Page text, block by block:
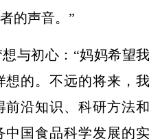
的声音。”
与初心：“妈妈希望我
想的。不远的将来，我
沿知识、科研方法和
中国食品科学发展的实